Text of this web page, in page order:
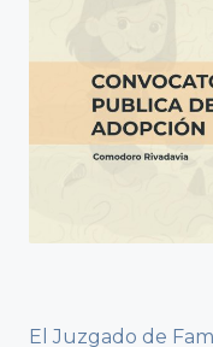
El Juzgado de